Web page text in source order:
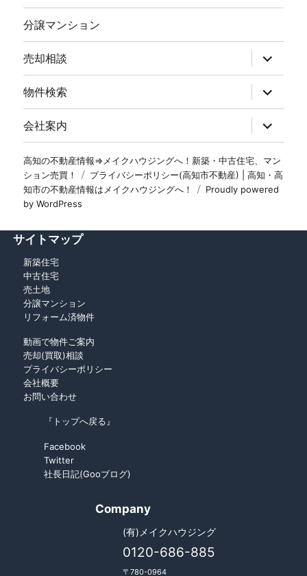
分譲マンション
売却相談
物件検索
会社案内
高知の不動産情報⇒メイクハウジングへ！新築・中古住宅、マン
ション売買！
プライバシーポリシー(高知市不動産) | 高知・高
知市の不動産情報はメイクハウジングへ！
Proudly powered
by WordPress
サイトマップ
新築住宅
中古住宅
売土地
分譲マンション
リフォーム済物件
動画で物件ご案内
売却(買取)相談
プライバシーポリシー
会社概要
お問い合わせ
『トップへ戻る』
Facebook
Twitter
社長日記(Gooブログ)
Company
(有)メイクハウジング
0120-686-885
〒780-0964